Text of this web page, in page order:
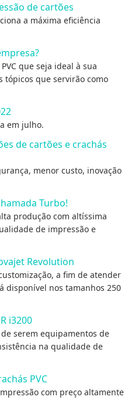
de cartões
a máxima eficiência
que seja ideal à sua
tópicos que servirão como
em julho.
de cartões e crachás
menor custo, inovação
Turbo!
produção com altíssima
de impressão e
Revolution
a fim de atender
disponível nos tamanhos 250
i3200
serem equipamentos de
na qualidade de
PVC
com preço altamente